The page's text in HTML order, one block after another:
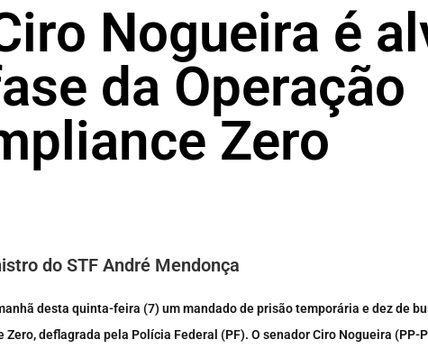
Nogueira é
da Operação
Zero
do STF André Mendonça
desta quinta-feira (7) um mandado de prisão temporária e dez de
Zero, deflagrada pela Polícia Federal (PF). O senador Ciro Nogueira (PP-